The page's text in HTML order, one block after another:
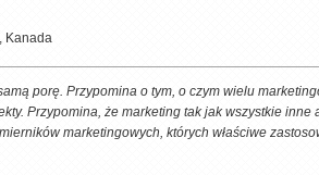
Kanada
porę. Przypomina o tym, o czym wielu
Przypomina, że marketing tak jak wszystkie
marketingowych, których właściwe